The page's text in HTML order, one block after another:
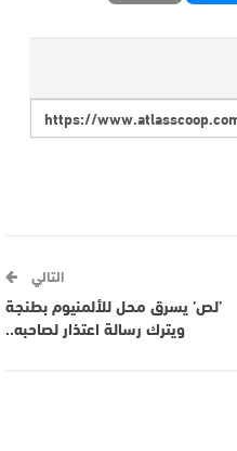
التالي
’لص’ يسرق محل للألمنيوم بطنجة
ويترك رسالة اعتذار لصاحبه..